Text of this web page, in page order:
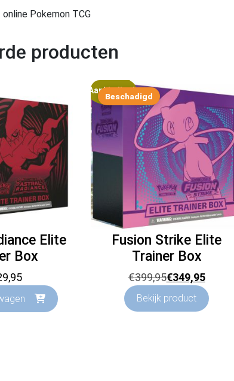
Pokemon TCG
producten
Elite
Box
Aanbieding!
Beschadigd
Fusion Strike Elite
Trainer Box
€399,95Oorspronkelijke
prijs
was:
€349,95
Huidige
prijs
is:
Bekijk product